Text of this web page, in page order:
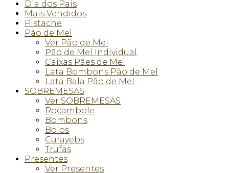
Dia dos Pais
Mais Vendidos
Pistache
Pão de Mel
Ver Pão de Mel
Pão de Mel Individual
Caixas Pães de Mel
Lata Bombons Pão de Mel
Lata Bala Pão de Mel
SOBREMESAS
Ver SOBREMESAS
Rocambole
Bombons
Bolos
Curayebs
Trufas
Presentes
Ver Presentes